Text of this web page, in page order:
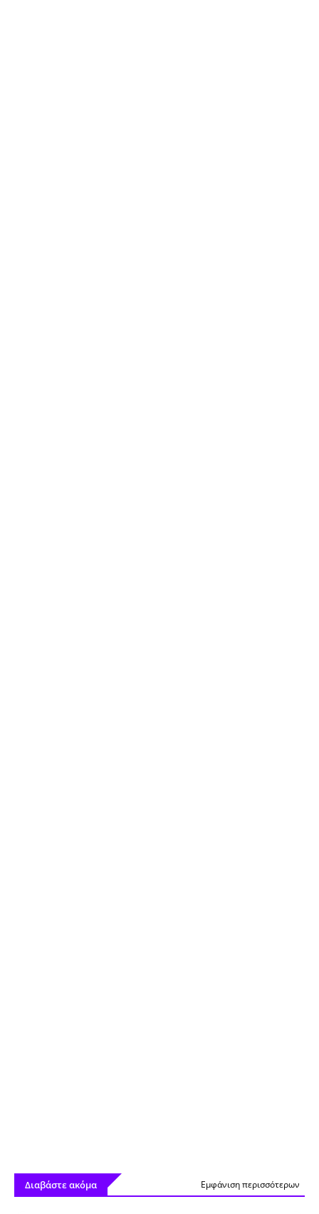
Διαβάστε ακόμα Εμφάνιση περισσότερων